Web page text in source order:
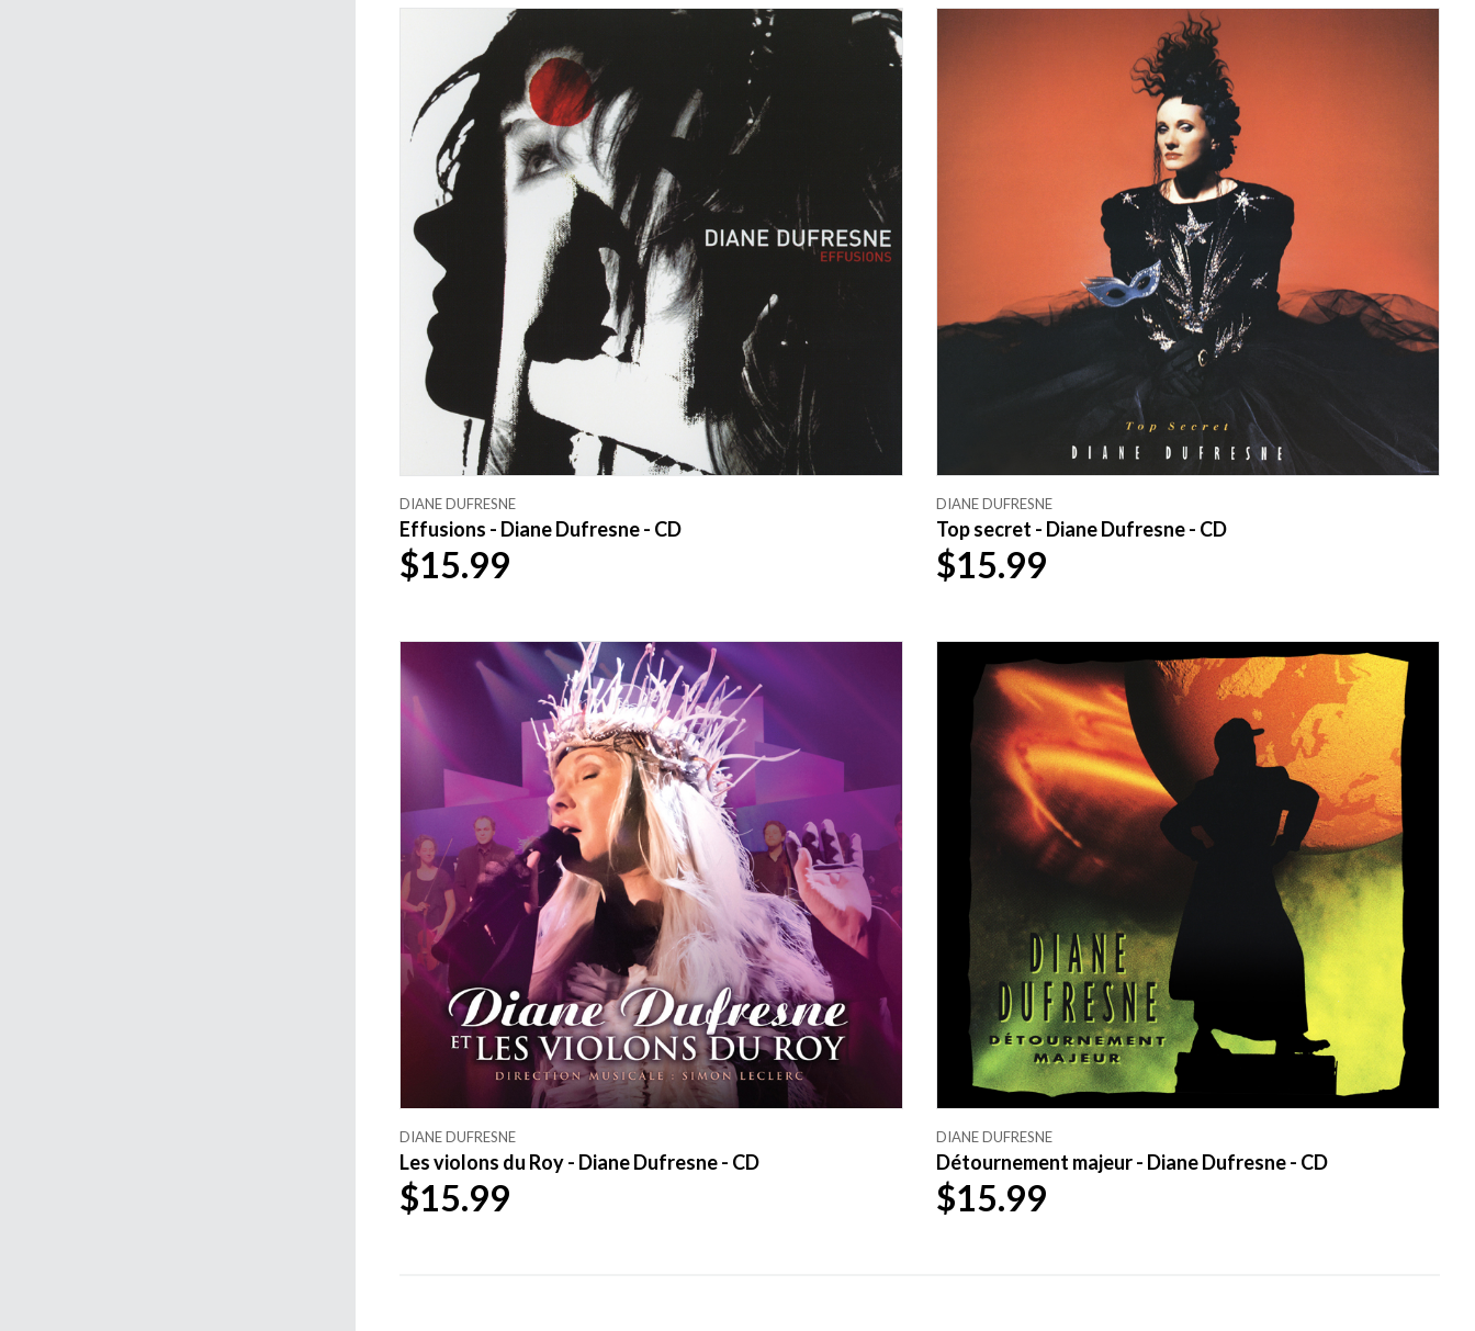
DIANE DUFRESNE
Effusions - Diane Dufresne - CD
$15.99
DIANE DUFRESNE
Top secret - Diane Dufresne - CD
$15.99
DIANE DUFRESNE
Les violons du Roy - Diane Dufresne - CD
$15.99
DIANE DUFRESNE
Détournement majeur - Diane Dufresne - CD
$15.99